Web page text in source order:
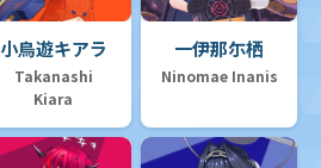
小鳥遊キアラ
Takanashi
Kiara
一伊那尓栖
Ninomae Inanis